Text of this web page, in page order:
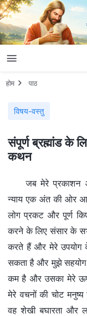
होम पाठ
विषय-वस्तु
संपूर्ण ब्रह्मांड के
कथन
जब मेरे प्रकाशन
न्याय एक अंत की ओर
लोग प्रकट और पूर्ण
करने के लिए संसार के
करते हैं और मेरे उपयोग
सकता है और मुझे सहयोग
कम है और उसका मेरे
मेरे वचनों की चोट मनुष्य
वह शेखी बघारता और